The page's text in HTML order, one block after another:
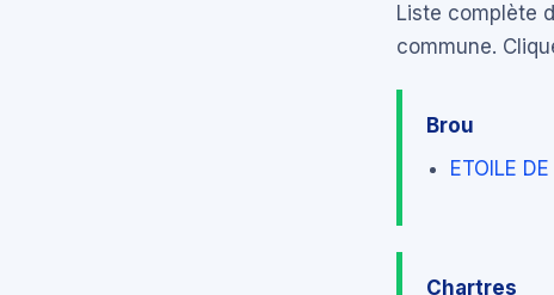
Liste complète
commune.
Brou
ETOILE
Chartres